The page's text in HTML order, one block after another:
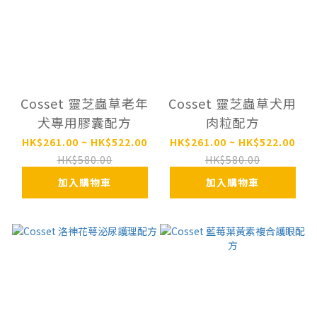
Cosset 靈芝蟲草老年
犬專用膠囊配方
HK$261.00 ~ HK$522.00
HK$580.00
加入購物車
Cosset 靈芝蟲草犬用
肉粒配方
HK$261.00 ~ HK$522.00
HK$580.00
加入購物車